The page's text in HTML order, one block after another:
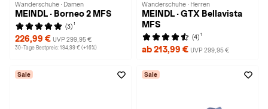
Wanderschuhe · Damen
MEINDL · Borneo 2 MFS
(3) 1
226,99 € UVP 299,95 €
30-Tage Bestpreis: 194,99 € (+16%)
Wanderschuhe · Herren
MEINDL · GTX Bellavista
MFS
(4) 1
ab 213,99 € UVP 299,95 €
Sale Sale